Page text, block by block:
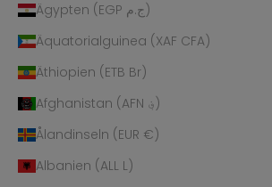
Ägypten (EGP ج.م)
Äquatorialguinea (XAF CFA)
Äthiopien (ETB Br)
Afghanistan (AFN ؋)
Ålandinseln (EUR €)
Albanien (ALL L)